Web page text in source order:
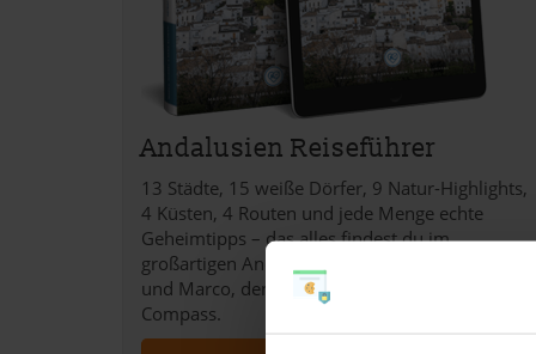
Andalusien Reiseführer
13 Städte, 15 weiße Dörfer, 9 Natur-Highlights,
4 Küsten, 4 Routen und jede Menge echte
Geheimtipps – das alles findest du im
großartigen Andalusien Reiseführer von Sara
und Marco, den beiden Gründern von Love and
Compass.